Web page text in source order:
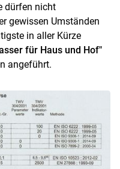
dürfen nicht
gewissen Umständen
in aller Kürze
für Haus und Hof"
angeführt.